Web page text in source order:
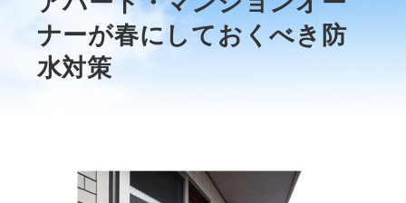
ナーが春にしておくべき防
水対策